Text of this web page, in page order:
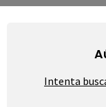
Intenta